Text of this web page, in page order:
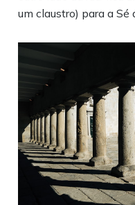
um claustro) para a Sé